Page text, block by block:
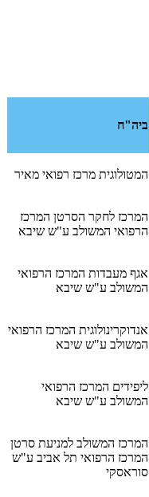
ביה"ח
המטולוגית מרכז רפואי מאיר
המרכז לחקר הסרטן המרכז
הרפואי המשולב ע"ש שיבא
אגף מעבדות המרכז הרפואי
המשולב ע"ש שיבא
אנדוקרינולוגית המרכז הרפואי
המשולב ע"ש שיבא
ליפידים המרכז הרפואי
המשולב ע"ש שיבא
המרכז המשולב למניעת סרטן
המרכז הרפואי תל אביב ע"ש
סוראסקי